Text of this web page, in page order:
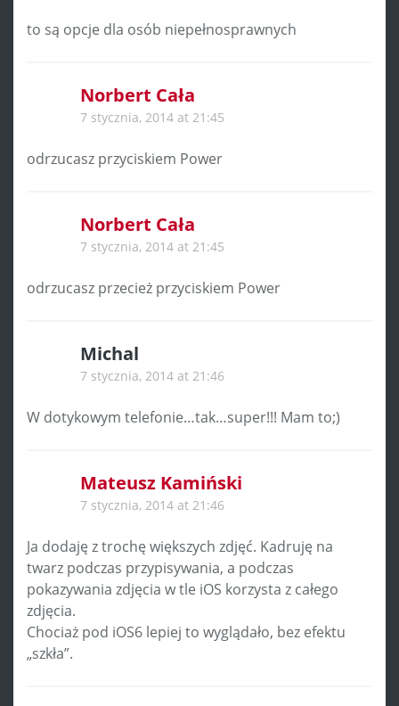
to są opcje dla osób niepełnosprawnych
Norbert Cała
7 stycznia, 2014 at 21:45
odrzucasz przyciskiem Power
Norbert Cała
7 stycznia, 2014 at 21:45
odrzucasz przecież przyciskiem Power
Michal
7 stycznia, 2014 at 21:46
W dotykowym telefonie…tak…super!!! Mam to;)
Mateusz Kamiński
7 stycznia, 2014 at 21:46
Ja dodaję z trochę większych zdjęć. Kadruję na
twarz podczas przypisywania, a podczas
pokazywania zdjęcia w tle iOS korzysta z całego
zdjęcia.
Chociaż pod iOS6 lepiej to wyglądało, bez efektu
„szkła”.